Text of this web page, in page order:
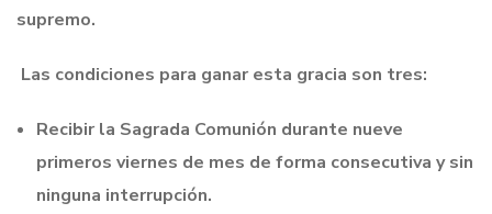
supremo.
Las condiciones para ganar esta gracia son tres:
Recibir la Sagrada Comunión durante nueve
primeros viernes de mes de forma consecutiva y sin
ninguna interrupción.